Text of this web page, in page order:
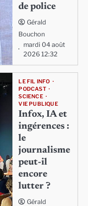
de police
Gérald
Bouchon
mardi 04 août
2026 12:32
LE FIL INFO
PODCAST
SCIENCE
VIE PUBLIQUE
Infox, IA et
ingérences :
le
journalisme
peut-il
encore
lutter ?
Gérald